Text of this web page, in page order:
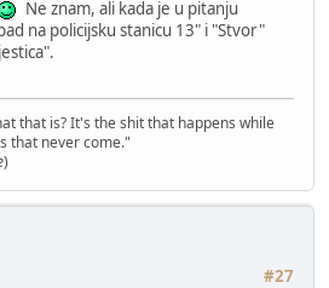
Ne znam, ali kada je u pitanju
na policijsku stanicu 13" i "Stvor"
that is? It's the shit that happens while
that never come."
)
#27